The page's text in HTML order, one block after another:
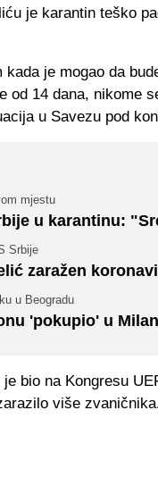
je karantin teško
je mogao da
od 14 dana, nikome
u Savezu pod
mjestu
u karantinu:
Srbije
zaražen
u Beogradu
'pokupio' u
bio na Kongresu
više